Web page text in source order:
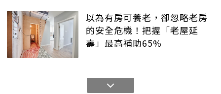
以為有房可養老，卻忽略老房
的安全危機！把握「老屋延
壽」最高補助65%